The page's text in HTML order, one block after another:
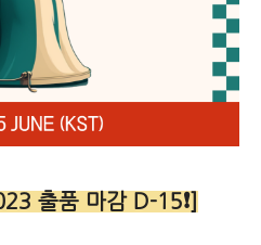
출품 마감 D-15❗]